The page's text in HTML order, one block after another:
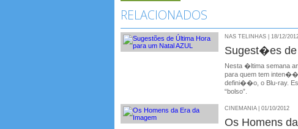
RELACIONADOS
NAS TELINHAS | 18/12/
Sugest�es
Nesta �ltima semana
para quem tem
defini��o, o Blu-ray.
“bolso”.
CINEMANIA | 01/10/2012
Os Homens